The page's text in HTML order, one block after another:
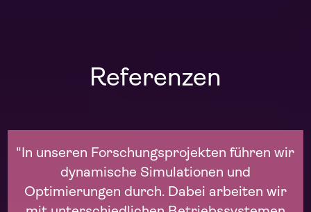
Referenzen
"In unseren Forschungsprojekten führen wir
dynamische Simulationen und
Optimierungen durch. Dabei arbeiten wir